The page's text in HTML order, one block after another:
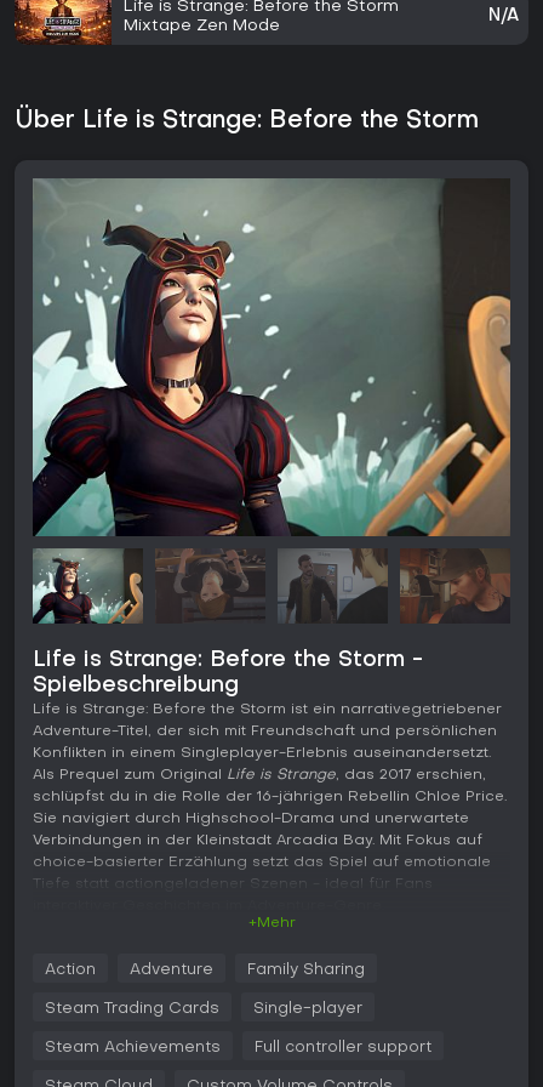
Life is Strange: Before the Storm
Mixtape Zen Mode
N/A
Über Life is Strange: Before the Storm
Life is Strange: Before the Storm -
Spielbeschreibung
Life is Strange: Before the Storm ist ein narrativegetriebener
Adventure-Titel, der sich mit Freundschaft und persönlichen
Konflikten in einem Singleplayer-Erlebnis auseinandersetzt.
Als Prequel zum Original Life is Strange, das 2017 erschien,
schlüpfst du in die Rolle der 16-jährigen Rebellin Chloe Price.
Sie navigiert durch Highschool-Drama und unerwartete
Verbindungen in der Kleinstadt Arcadia Bay. Mit Fokus auf
choice-basierter Erzählung setzt das Spiel auf emotionale
Tiefe statt actiongeladener Szenen - ideal für Fans
Life is Strange: Before the Storm
Erkundung und Entscheidungen aus Third-Person-Sicht. Du
sammelt und Gespräche führt, die den Verlauf der Story
+Mehr
Action Adventure Family Sharing
Steam Trading Cards Single-player
Steam Achievements Full controller support